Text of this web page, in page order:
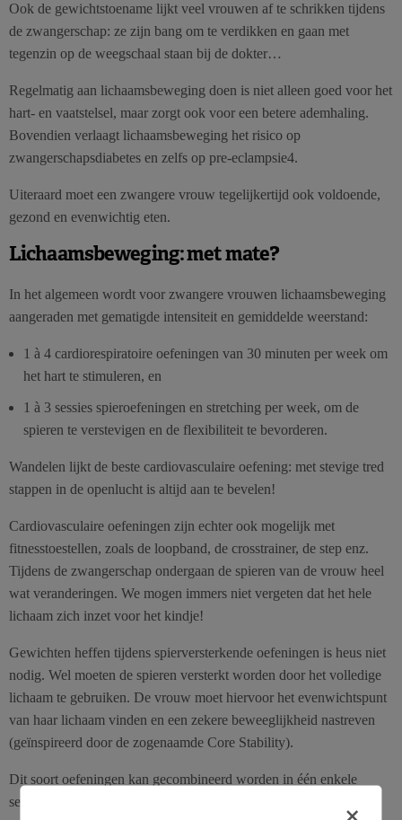
Ook de gewichtstoename lijkt veel vrouwen af te schrikken tijdens
de zwangerschap: ze zijn bang om te verdikken en gaan met
tegenzin op de weegschaal staan bij de dokter…
Regelmatig aan lichaamsbeweging doen is niet alleen goed voor het
hart- en vaatstelsel, maar zorgt ook voor een betere ademhaling.
Bovendien verlaagt lichaamsbeweging het risico op
zwangerschapsdiabetes en zelfs op pre-eclampsie4.
Uiteraard moet een zwangere vrouw tegelijkertijd ook voldoende,
gezond en evenwichtig eten.
Lichaamsbeweging: met mate?
In het algemeen wordt voor zwangere vrouwen lichaamsbeweging
aangeraden met gematigde intensiteit en gemiddelde weerstand:
1 à 4 cardiorespiratoire oefeningen van 30 minuten per week om
het hart te stimuleren, en
1 à 3 sessies spieroefeningen en stretching per week, om de
spieren te verstevigen en de flexibiliteit te bevorderen.
Wandelen lijkt de beste cardiovasculaire oefening: met stevige tred
stappen in de openlucht is altijd aan te bevelen!
Cardiovasculaire oefeningen zijn echter ook mogelijk met
fitnesstoestellen, zoals de loopband, de crosstrainer, de step enz.
Tijdens de zwangerschap ondergaan de spieren van de vrouw heel
wat veranderingen. We mogen immers niet vergeten dat het hele
lichaam zich inzet voor het kindje!
Gewichten heffen tijdens spierversterkende oefeningen is heus niet
nodig. Wel moeten de spieren versterkt worden door het volledige
lichaam te gebruiken. De vrouw moet hiervoor het evenwichtspunt
van haar lichaam vinden en een zekere beweeglijkheid nastreven
(geïnspireerd door de zogenaamde Core Stability).
Dit soort oefeningen kan gecombineerd worden in één enkele
sessie, die cardiovasculaire oefeningen, spiertraining en stretching